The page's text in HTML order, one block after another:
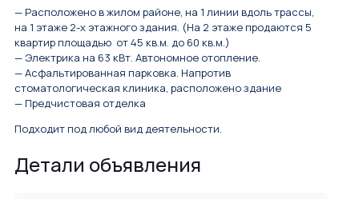
— Расположено в жилом районе, на 1 линии вдоль трассы,
на 1 этаже 2-х этажного здания. (На 2 этаже продаются 5
квартир площадью от 45 кв.м. до 60 кв.м.)
— Электрика на 63 кВт. Автономное отопление.
— Асфальтированная парковка. Напротив
стоматологическая клиника, расположено здание
— Предчистовая отделка
Подходит под любой вид деятельности.
Детали объявления